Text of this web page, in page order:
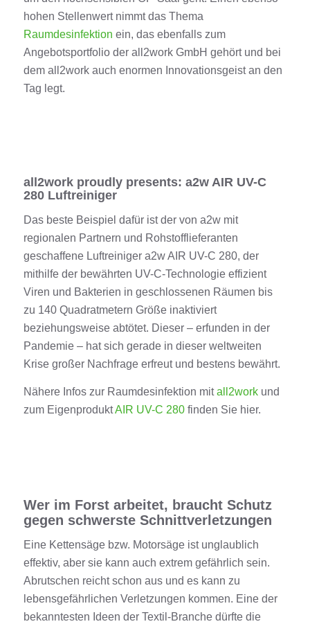
hohen Stellenwert nimmt das Thema
Raumdesinfektion ein, das ebenfalls zum
Angebotsportfolio der all2work GmbH gehört und bei
dem all2work auch enormen Innovationsgeist an den
Tag legt.
all2work proudly presents: a2w AIR UV-C
280 Luftreiniger
Das beste Beispiel dafür ist der von a2w mit
regionalen Partnern und Rohstofflieferanten
geschaffene Luftreiniger a2w AIR UV-C 280, der
mithilfe der bewährten UV-C-Technologie effizient
Viren und Bakterien in geschlossenen Räumen bis
zu 140 Quadratmetern Größe inaktiviert
beziehungsweise abtötet. Dieser –erfunden in der
Pandemie –hat sich gerade in dieser weltweiten
Krise großer Nachfrage erfreut und bestens bewährt.
Nähere Infos zur Raumdesinfektion mitall2workund
zum EigenproduktAIR UV-C 280finden Sie hier.
Wer im Forst arbeitet, braucht Schutz
gegen schwerste Schnittverletzungen
Eine Kettensäge bzw. Motorsäge ist unglaublich
effektiv, aber sie kann auch extrem gefährlich sein.
Abrutschen reicht schon aus und es kann zu
lebensgefährlichen Verletzungen kommen. Eine der
bekanntesten Ideen der Textil -Branche dürftedie